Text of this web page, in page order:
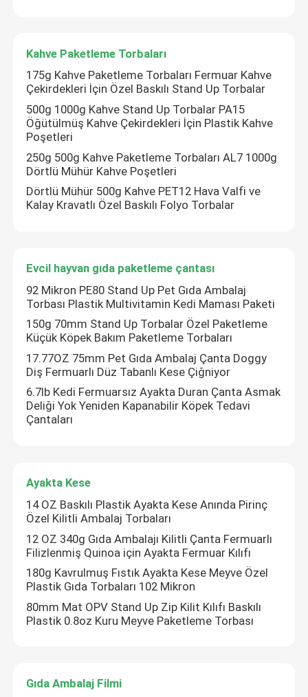
Kahve Paketleme Torbaları
175g Kahve Paketleme Torbaları Fermuar Kahve
Çekirdekleri İçin Özel Baskılı Stand Up Torbalar
500g 1000g Kahve Stand Up Torbalar PA15
Öğütülmüş Kahve Çekirdekleri İçin Plastik Kahve
Poşetleri
250g 500g Kahve Paketleme Torbaları AL7 1000g
Dörtlü Mühür Kahve Poşetleri
Dörtlü Mühür 500g Kahve PET12 Hava Valfi ve
Kalay Kravatlı Özel Baskılı Folyo Torbalar
Evcil hayvan gıda paketleme çantası
92 Mikron PE80 Stand Up Pet Gıda Ambalaj
Torbası Plastik Multivitamin Kedi Maması Paketi
150g 70mm Stand Up Torbalar Özel Paketleme
Küçük Köpek Bakım Paketleme Torbaları
17.77OZ 75mm Pet Gıda Ambalaj Çanta Doggy
Diş Fermuarlı Düz ​​Tabanlı Kese Çiğniyor
6.7lb Kedi Fermuarsız Ayakta Duran Çanta Asmak
Deliği Yok Yeniden Kapanabilir Köpek Tedavi
Çantaları
Ayakta Kese
14 OZ Baskılı Plastik Ayakta Kese Anında Pirinç
Özel Kilitli Ambalaj Torbaları
12 OZ 340g Gıda Ambalajı Kilitli Çanta Fermuarlı
Filizlenmiş Quinoa için Ayakta Fermuar Kılıfı
180g Kavrulmuş Fıstık Ayakta Kese Meyve Özel
Plastik Gıda Torbaları 102 Mikron
80mm Mat OPV Stand Up Zip Kilit Kılıfı Baskılı
Plastik 0.8oz Kuru Meyve Paketleme Torbası
Gıda Ambalaj Filmi